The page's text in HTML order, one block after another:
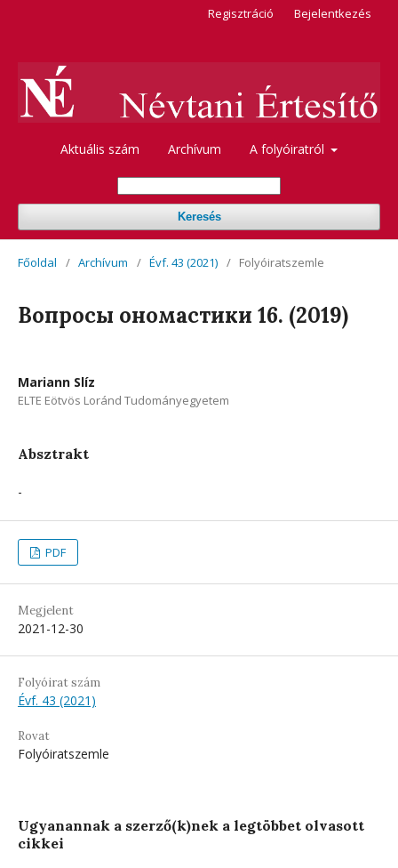
Aktuális szám Archívum A folyóiratról
Keresés
Regisztráció Bejelentkezés
Főoldal / Archívum / Évf. 43 (2021) / Folyóiratszemle
Вопросы oномастики 16. (2019)
Mariann Slíz
ELTE Eötvös Loránd Tudományegyetem
Absztrakt
-
PDF
Megjelent
2021-12-30
Folyóirat szám
Évf. 43 (2021)
Rovat
Folyóiratszemle
Ugyanannak a szerző(k)nek a legtöbbet olvasott
cikkei